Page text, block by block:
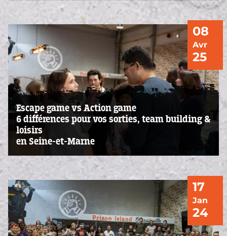
Escape game vs Action game
6 différences pour vos sorties, team building &
loisirs
en Seine-et-Marne
08
Avr
25
17
Jan
24